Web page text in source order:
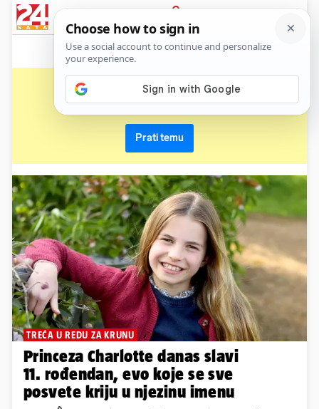
PRIJAVA
News
princeza charlotte
Prati temu
TREĆA U REDU ZA KRUNU
Princeza Charlotte danas slavi
11. rođendan, evo koje se sve
posvete kriju u njezinu imenu